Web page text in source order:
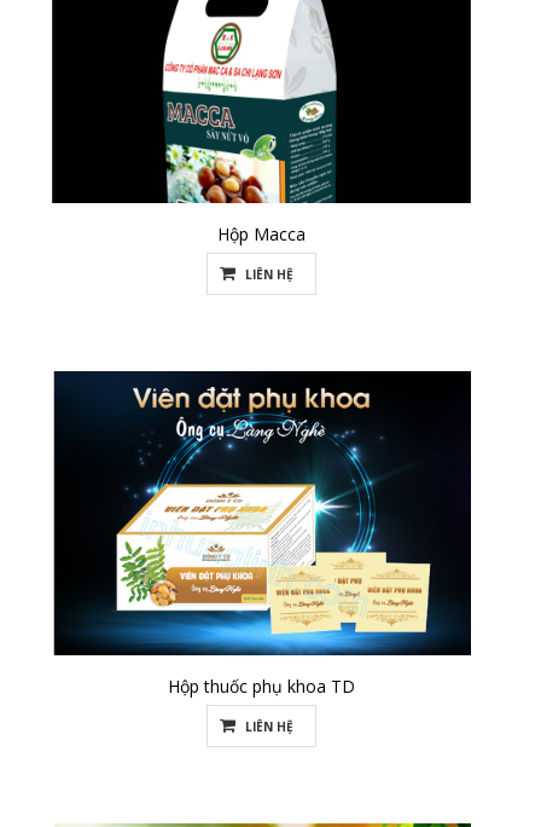
Hộp Macca
LIÊN HỆ
Hộp thuốc phụ khoa TD
LIÊN HỆ